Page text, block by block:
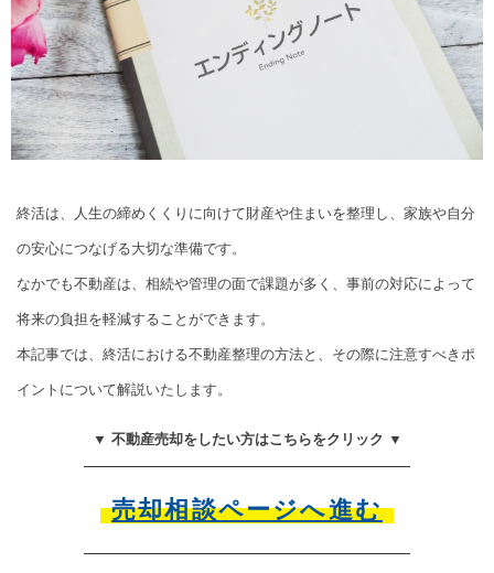
終活は、人生の締めくくりに向けて財産や住まいを整理し、家族や自分
の安心につなげる大切な準備です。
なかでも不動産は、相続や管理の面で課題が多く、事前の対応によって
将来の負担を軽減することができます。
本記事では、終活における不動産整理の方法と、その際に注意すべきポ
イントについて解説いたします。
▼ 不動産売却をしたい方はこちらをクリック ▼
売却相談ページへ進む